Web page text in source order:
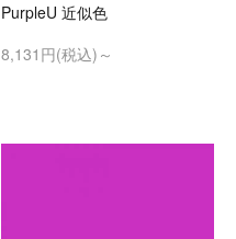
PurpleU 近似色
8,131円(税込)～